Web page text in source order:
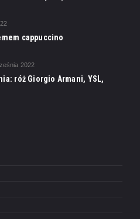
cappuccino
2022
róż Giorgio Armani, YSL,